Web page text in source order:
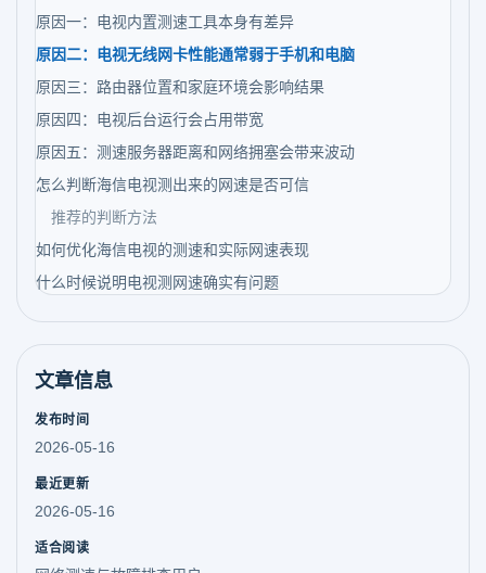
原因一：电视内置测速工具本身有差异
原因二：电视无线网卡性能通常弱于手机和电脑
原因三：路由器位置和家庭环境会影响结果
原因四：电视后台运行会占用带宽
原因五：测速服务器距离和网络拥塞会带来波动
怎么判断海信电视测出来的网速是否可信
推荐的判断方法
如何优化海信电视的测速和实际网速表现
什么时候说明电视测网速确实有问题
文章信息
发布时间
2026-05-16
最近更新
2026-05-16
适合阅读